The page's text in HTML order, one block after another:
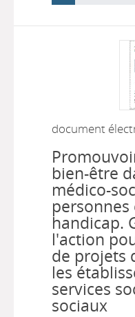
document
bien-être
médico-
handicap.
l'action
de projets
les
services
sociaux